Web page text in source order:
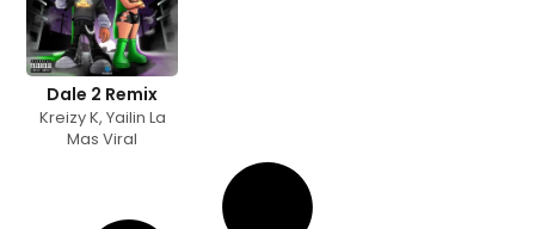
Dale 2 Remix
Kreizy K, Yailin La
Mas Viral